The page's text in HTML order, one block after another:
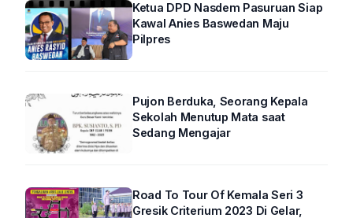
Ketua DPD Nasdem Pasuruan Siap
Kawal Anies Baswedan Maju
Pilpres
Pujon Berduka, Seorang Kepala
Sekolah Menutup Mata saat
Sedang Mengajar
Road To Tour Of Kemala Seri 3
Gresik Criterium 2023 Di Gelar,